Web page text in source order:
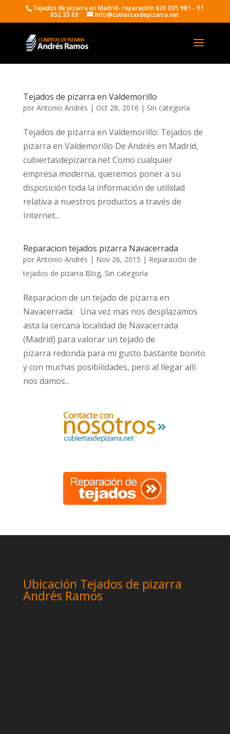
Tejados de pizarra en Madrid- reparación 620 035 981 - 91
852 33 69 info@cubiertasdepizarra.net
Tejados de pizarra en Valdemorillo
por Antonio Andrés | Oct 28, 2016 | Sin categoría
Tejados de pizarra en Valdemorillo: Tejados de
pizarra en Valdemorillo De Andrés en Madrid,
cubiertasdepizarra.net Como cualquier
empresa moderna, queremos poner a su
disposición toda la información de utilidad
relativa a nuestros productos a través de
Internet...
Reparacion tejados pizarra Navacerrada
por Antonio Andrés | Nov 26, 2015 | Reparación de
tejados de pizarra Blog, Sin categoría
Reparacion de un tejado de pizarra en
Navacerrada: Una vez mas nos desplazamos
asta la cercana localidad de Navacerrada
(Madrid) para valorar un tejado de
pizarra redonda para mi gusto bastante bonito
y con muchas posibilidades, pero al llegar allí
nos damos...
Ubicación Tejados de pizarra
Andrés Ramos